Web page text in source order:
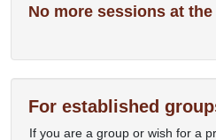
No more sessions at
For established
If you are a group or wish for a